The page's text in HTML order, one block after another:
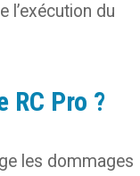
l’exécution du
RC Pro ?
les dommages